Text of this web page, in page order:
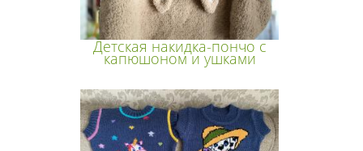
Детская накидка-пончо с
капюшоном и ушками